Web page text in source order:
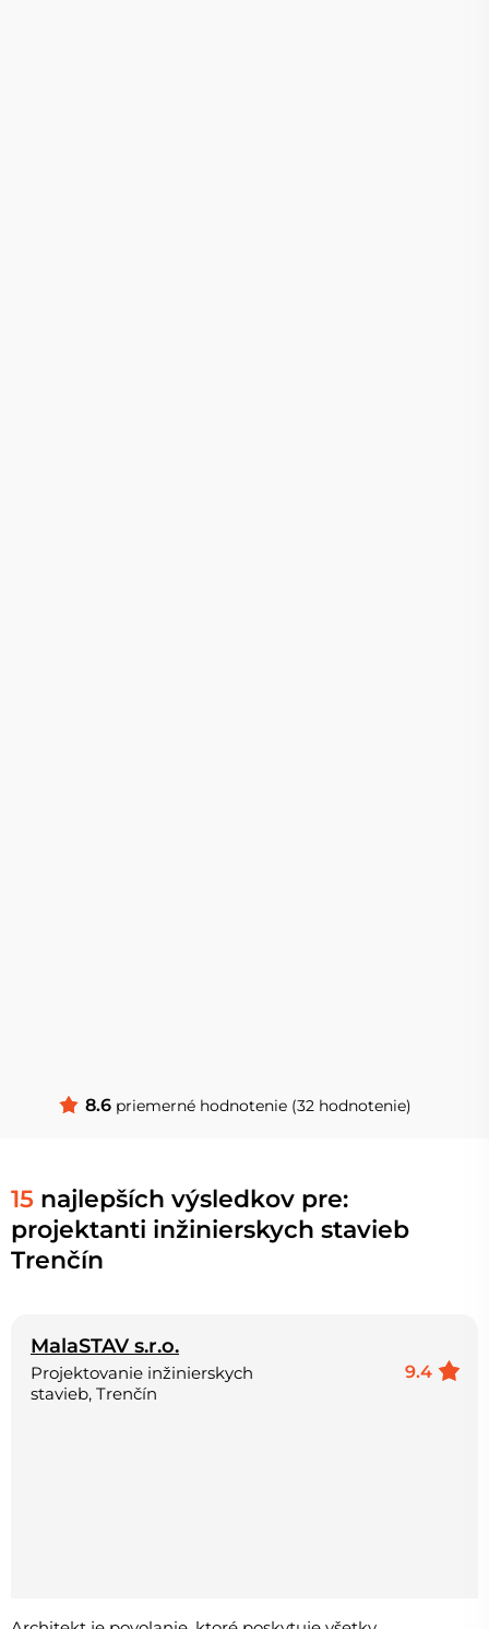
8.6 priemerné hodnotenie (32 hodnotenie)
15 najlepších výsledkov pre:
projektanti inžinierskych stavieb
Trenčín
MalaSTAV s.r.o.
9.4
Projektovanie inžinierskych
stavieb, Trenčín